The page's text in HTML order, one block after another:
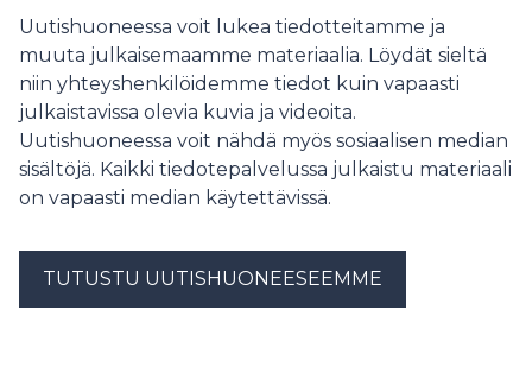
Uutishuoneessa voit lukea tiedotteitamme ja
muuta julkaisemaamme materiaalia. Löydät sieltä
niin yhteyshenkilöidemme tiedot kuin vapaasti
julkaistavissa olevia kuvia ja videoita.
Uutishuoneessa voit nähdä myös sosiaalisen median
sisältöjä. Kaikki tiedotepalvelussa julkaistu materiaali
on vapaasti median käytettävissä.
TUTUSTU UUTISHUONEESEEMME